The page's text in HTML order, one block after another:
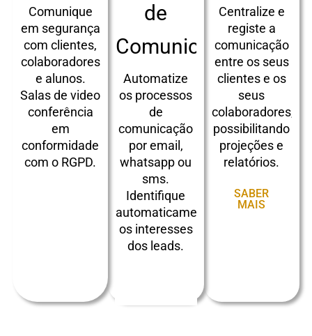
Comunique
em segurança
com clientes,
colaboradores
e alunos.
Salas de video
conferência
em
conformidade
com o RGPD.
de
Comunicação
Automatize
os processos
de
comunicação
por email,
whatsapp ou
sms.
Identifique
automaticamente
os interesses
dos leads.
Centralize e
registe a
comunicação
entre os seus
clientes e os
seus
colaboradores,
possibilitando
projeções e
relatórios.
SABER
MAIS